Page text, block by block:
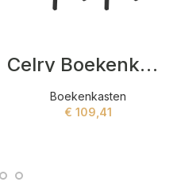
Celry Boekenkasten Bruin
Boekenkasten
€ 109,41